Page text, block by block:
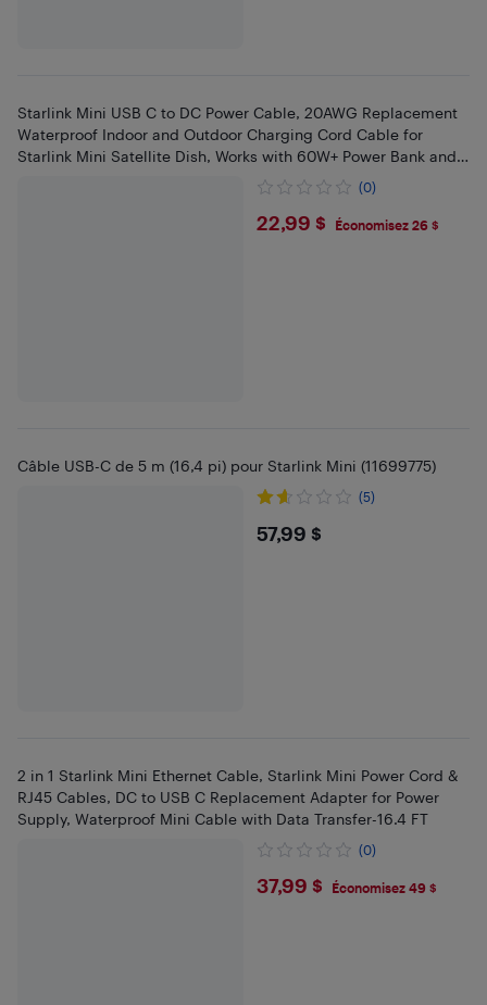
Starlink Mini USB C to DC Power Cable, 20AWG Replacement
Waterproof Indoor and Outdoor Charging Cord Cable for
Starlink Mini Satellite Dish, Works with 60W+ Power Bank and
(0)
$22.99
22,99 $ Économisez 26 $
Câble USB-C de 5 m (16,4 pi) pour Starlink Mini (11699775)
(5)
$57.99
57,99 $
2 in 1 Starlink Mini Ethernet Cable, Starlink Mini Power Cord &
RJ45 Cables, DC to USB C Replacement Adapter for Power
Supply, Waterproof Mini Cable with Data Transfer-16.4 FT
(0)
$37.99
37,99 $ Économisez 49 $